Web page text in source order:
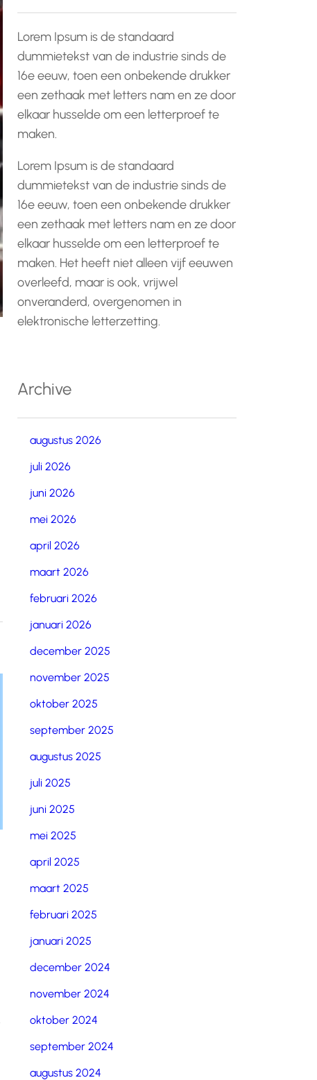
Lorem Ipsum is de standaard
dummietekst van de industrie sinds de
16e eeuw, toen een onbekende drukker
een zethaak met letters nam en ze door
elkaar husselde om een letterproef te
maken.
Lorem Ipsum is de standaard
dummietekst van de industrie sinds de
16e eeuw, toen een onbekende drukker
een zethaak met letters nam en ze door
elkaar husselde om een letterproef te
maken. Het heeft niet alleen vijf eeuwen
overleefd, maar is ook, vrijwel
onveranderd, overgenomen in
elektronische letterzetting.
Archive
augustus 2026
juli 2026
juni 2026
mei 2026
april 2026
maart 2026
februari 2026
januari 2026
december 2025
november 2025
oktober 2025
september 2025
augustus 2025
juli 2025
juni 2025
mei 2025
april 2025
maart 2025
februari 2025
januari 2025
december 2024
november 2024
oktober 2024
september 2024
augustus 2024